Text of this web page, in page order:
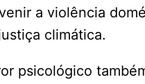
a violência
climática.
psicológico